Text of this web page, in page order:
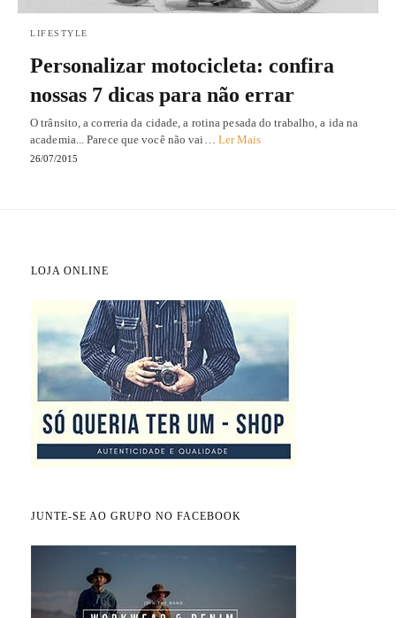
LIFESTYLE
Personalizar motocicleta: confira
nossas 7 dicas para não errar
O trânsito, a correria da cidade, a rotina pesada do trabalho, a ida na
academia... Parece que você não vai… Ler Mais
26/07/2015
LOJA ONLINE
JUNTE-SE AO GRUPO NO FACEBOOK